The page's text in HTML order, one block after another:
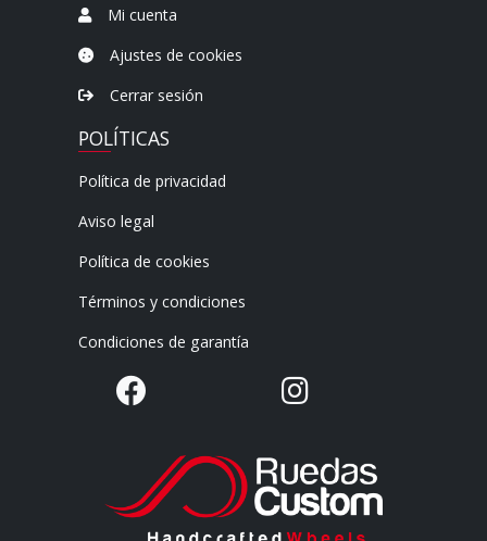
Mi cuenta
Ajustes de cookies
Cerrar sesión
POLÍTICAS
Política de privacidad
Aviso legal
Política de cookies
Términos y condiciones
Condiciones de garantía